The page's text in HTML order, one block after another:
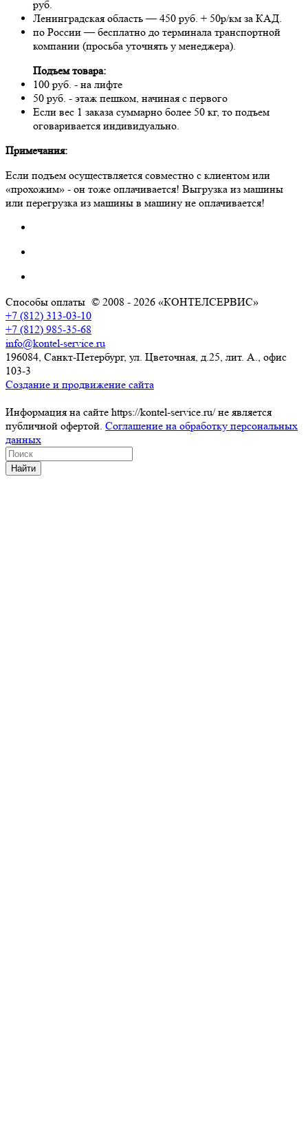
руб.
Ленинградская область — 450 руб. + 50р/км за КАД.
по России — бесплатно до терминала транспортной
компании (просьба уточнять у менеджера).
Подъем товара:
100 руб. - на лифте
50 руб. - этаж пешком, начиная с первого
Если вес 1 заказа суммарно более 50 кг, то подъем
оговаривается индивидуально.
Примечания:
Если подъем осуществляется совместно с клиентом или
«прохожим» - он тоже оплачивается! Выгрузка из машины
или перегрузка из машины в машину не оплачивается!
Способы оплаты © 2008 - 2026 «КОНТЕЛСЕРВИС»
+7 (812) 313-03-10
+7 (812) 985-35-68
info@kontel-service.ru
196084, Санкт-Петербург, ул. Цветочная, д.25, лит. А., офис
103-3
Создание и продвижение сайта
Информация на сайте https://kontel-service.ru/ не является
публичной офертой. Соглашение на обработку персональных
данных
Найти